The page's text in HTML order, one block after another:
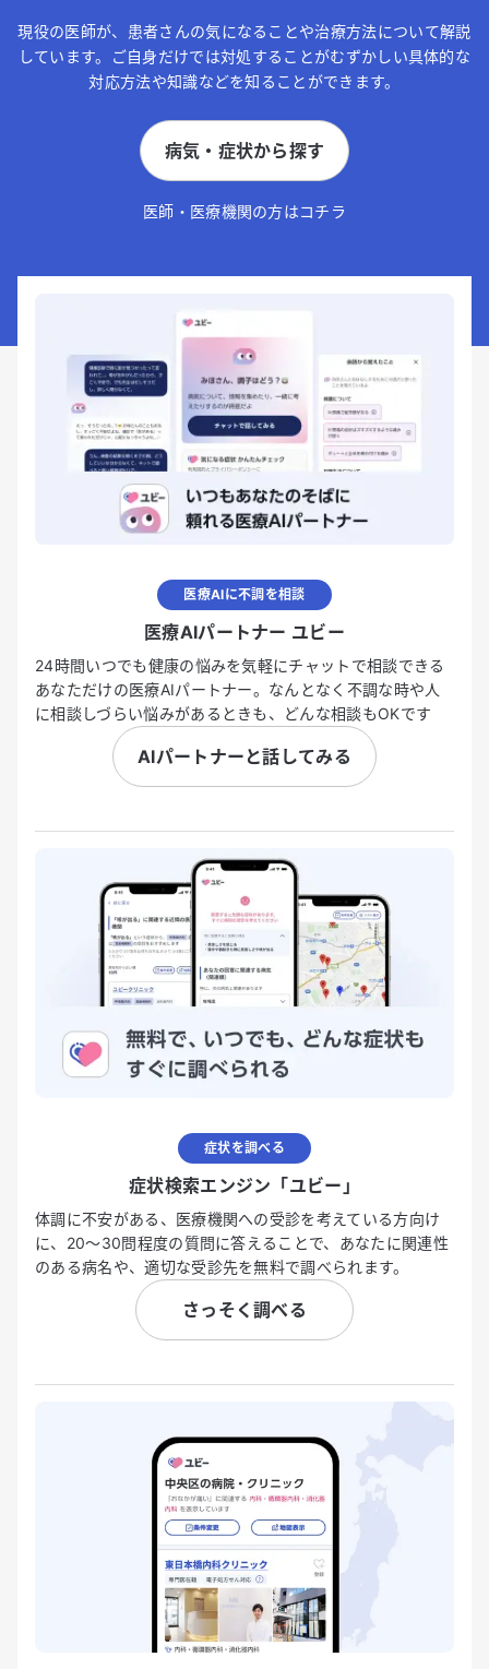
現役の医師が、患者さんの気になることや治療方法について解説
しています。ご自身だけでは対処することがむずかしい具体的な
対応方法や知識などを知ることができます。
病気・症状から探す
医師・医療機関の方はコチラ
医療AIに不調を相談
医療AIパートナー ユビー
24時間いつでも健康の悩みを気軽にチャットで相談できる
あなただけの医療AIパートナー。なんとなく不調な時や人
に相談しづらい悩みがあるときも、どんな相談もOKです
AIパートナーと話してみる
症状を調べる
症状検索エンジン「ユビー」
体調に不安がある、医療機関への受診を考えている方向け
に、20〜30問程度の質問に答えることで、あなたに関連性
のある病名や、適切な受診先を無料で調べられます。
さっそく調べる